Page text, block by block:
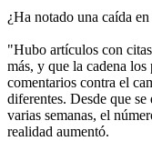
¿Ha notado una caída
"Hubo artículos con
más, y que la cadena
comentarios contra el
diferentes. Desde que
varias semanas, el
realidad aumentó.